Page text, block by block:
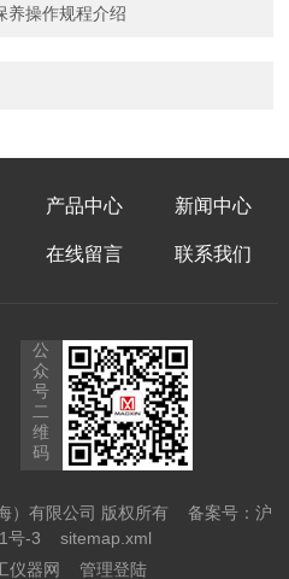
养操作规程介绍
产品中心 新闻中心
在线留言 联系我们
公
众
号
二
维
码
）有限公司 版权所有备案号：沪
号-3
sitemap.xml
仪器网 管理登陆